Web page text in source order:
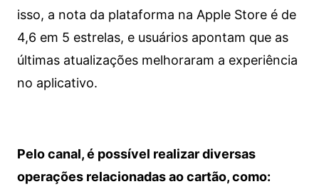
isso, a nota da plataforma na Apple Store é de
4,6 em 5 estrelas, e usuários apontam que as
últimas atualizações melhoraram a experiência
no aplicativo.
Pelo canal, é possível realizar diversas
operações relacionadas ao cartão, como: